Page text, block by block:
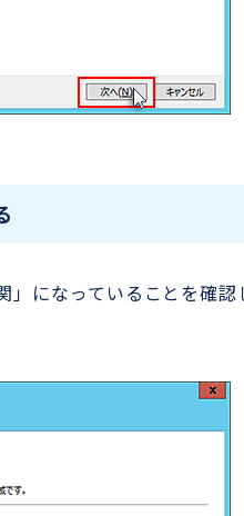
」になっていることを確